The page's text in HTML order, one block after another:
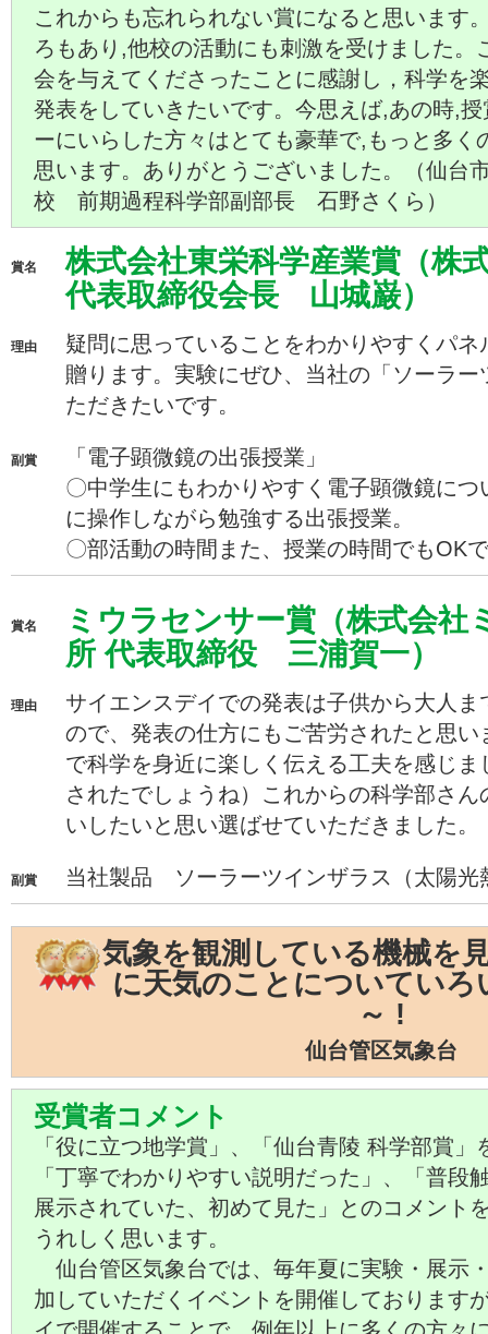
これからも忘れられない賞になると思います
ろもあり,他校の活動にも刺激を受けました。
会を与えてくださったことに感謝し，科学を
発表をしていきたいです。今思えば,あの時,
ーにいらした方々はとても豪華で,もっと多く
思います。ありがとうございました。（仙台
校 前期過程科学部副部長 石野さくら）
賞名
株式会社東栄科学産業賞（株
代表取締役会長 山城巌）
理由
疑問に思っていることをわかりやすくパ
贈ります。実験にぜひ、当社の「ソーラ
ただきたいです。
副賞
「電子顕微鏡の出張授業」
〇中学生にもわかりやすく電子顕微鏡に
に操作しながら勉強する出張授業。
〇部活動の時間また、授業の時間でもOK
賞名
ミウラセンサー賞（株式会社
所 代表取締役 三浦賀一）
理由
サイエンスデイでの発表は子供から大人
ので、発表の仕方にもご苦労されたと思
で科学を身近に楽しく伝える工夫を感じ
されたでしょうね）これからの科学部さ
いしたいと思い選ばせていただきました。
副賞 当社製品 ソーラーツインザラス（太陽光
気象を観測している機械を
に天気のことについてい
～ !
仙台管区気象台
受賞者コメント
「役に立つ地学賞」、「仙台青陵 科学部賞
「丁寧でわかりやすい説明だった」、「普段
展示されていた、初めて見た」とのコメント
うれしく思います。
仙台管区気象台では、毎年夏に実験・展示
加していただくイベントを開催しております